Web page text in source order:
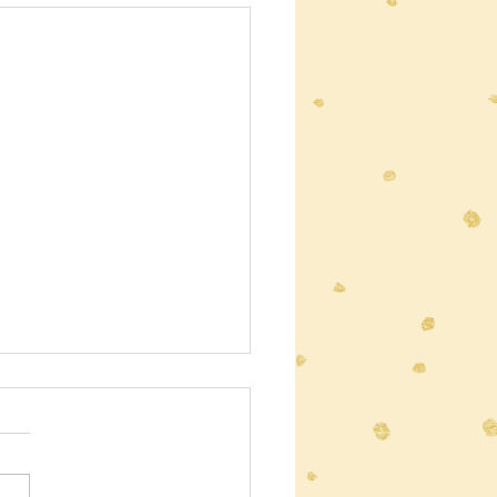
ュースレター
の皆様へ 暑くなってきま